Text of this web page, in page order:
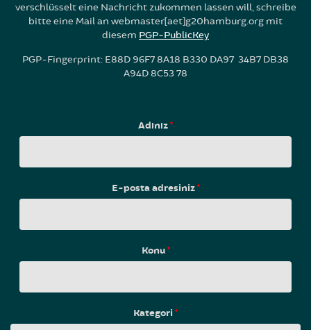
verschlüsselt eine Nachricht zukommen lassen will, schreibe
bitte eine Mail an webmaster[aet]g20hamburg.org mit
diesem PGP-PublicKey
PGP-Fingerprint: E88D 96F7 8A18 B330 DA97 34B7 DB38
A94D 8C53 78
Adınız*
E-posta adresiniz*
Konu*
Kategori*